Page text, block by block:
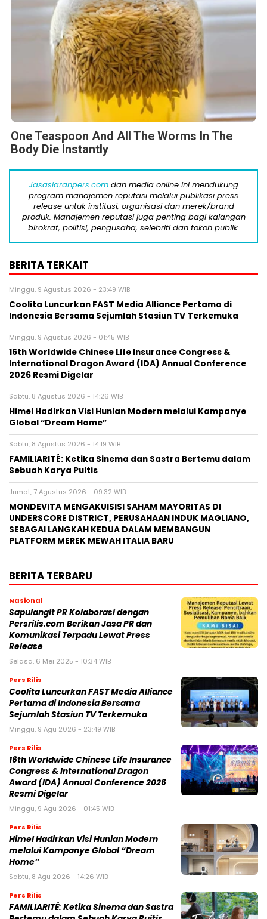
One Teaspoon And All The Worms In The
Body Die Instantly
Jasasiaranpers.com dan media online ini mendukung
program manajemen reputasi melalui publikasi press
release untuk institusi, organisasi dan merek/brand
produk. Manajemen reputasi juga penting bagi kalangan
birokrat, politisi, pengusaha, selebriti dan tokoh publik.
BERITA TERKAIT
Minggu, 9 Agustus 2026 - 23:49 WIB
Coolita Luncurkan FAST Media Alliance Pertama di
Indonesia Bersama Sejumlah Stasiun TV Terkemuka
Minggu, 9 Agustus 2026 - 01:45 WIB
16th Worldwide Chinese Life Insurance Congress &
International Dragon Award (IDA) Annual Conference
2026 Resmi Digelar
Sabtu, 8 Agustus 2026 - 14:26 WIB
Himel Hadirkan Visi Hunian Modern melalui Kampanye
Global “Dream Home”
Sabtu, 8 Agustus 2026 - 14:19 WIB
FAMILIARITÉ: Ketika Sinema dan Sastra Bertemu dalam
Sebuah Karya Puitis
Jumat, 7 Agustus 2026 - 09:32 WIB
MONDEVITA MENGAKUISISI SAHAM MAYORITAS DI
UNDERSCORE DISTRICT, PERUSAHAAN INDUK MAGLIANO,
SEBAGAI LANGKAH KEDUA DALAM MEMBANGUN
PLATFORM MEREK MEWAH ITALIA BARU
BERITA TERBARU
Nasional
Sapulangit PR Kolaborasi dengan
Persrilis.com Berikan Jasa PR dan
Komunikasi Terpadu Lewat Press
Release
Selasa, 6 Mei 2025 - 10:34 WIB
Pers Rilis
Coolita Luncurkan FAST Media Alliance
Pertama di Indonesia Bersama
Sejumlah Stasiun TV Terkemuka
Minggu, 9 Agu 2026 - 23:49 WIB
Pers Rilis
16th Worldwide Chinese Life Insurance
Congress & International Dragon
Award (IDA) Annual Conference 2026
Resmi Digelar
Minggu, 9 Agu 2026 - 01:45 WIB
Pers Rilis
Himel Hadirkan Visi Hunian Modern
melalui Kampanye Global “Dream
Home”
Sabtu, 8 Agu 2026 - 14:26 WIB
Pers Rilis
FAMILIARITÉ: Ketika Sinema dan Sastra